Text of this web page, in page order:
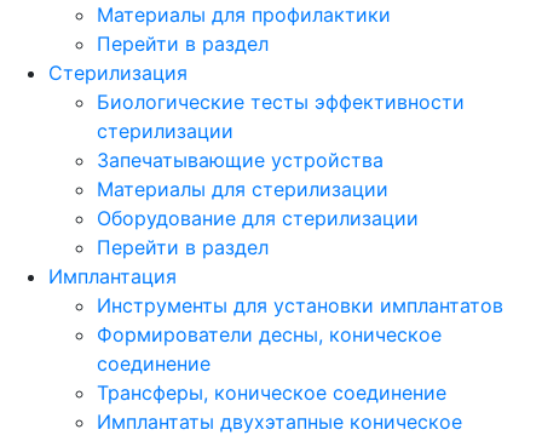
Материалы для профилактики
Перейти в раздел
Стерилизация
Биологические тесты эффективности
стерилизации
Запечатывающие устройства
Материалы для стерилизации
Оборудование для стерилизации
Перейти в раздел
Имплантация
Инструменты для установки имплантатов
Формирователи десны, коническое
соединение
Трансферы, коническое соединение
Имплантаты двухэтапные коническое